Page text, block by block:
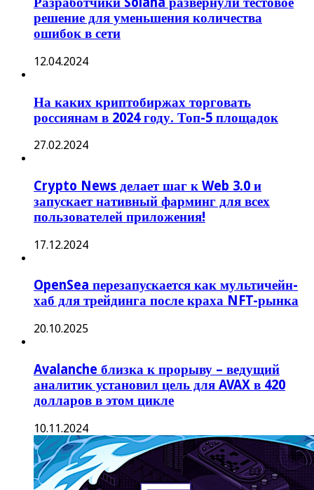
решение для уменьшения количества
ошибок в сети
12.04.2024
На каких криптобиржах торговать
россиянам в 2024 году. Топ-5 площадок
27.02.2024
Crypto News делает шаг к Web 3.0 и
запускает нативный фарминг для всех
пользователей приложения!
17.12.2024
OpenSea перезапускается как мультичейн-
хаб для трейдинга после краха NFT-рынка
20.10.2025
Avalanche близка к прорыву – ведущий
аналитик установил цель для AVAX в 420
долларов в этом цикле
10.11.2024